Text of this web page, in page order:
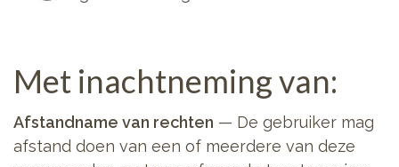
Met inachtneming van:
Afstandname van rechten — De gebruiker mag
afstand doen van een of meerdere van deze